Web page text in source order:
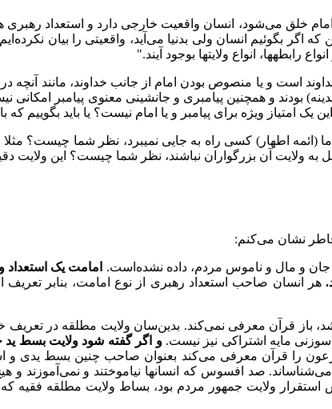
خلق می‌شود، انسان واقعیت خارجی دارد و استعداد رهبری
بگوئیم انسان ولی بدنیا می‌آید، واقعیتی را بیان
رابطهها، انواع ولایتها بوجود آیند."
است و یا منصوص بودن امام از جانب خداوند، مانند آنچه
بودند و همچنین پیامبری و جانشینی معنوی پیامبر
یک امتیاز ویژه برای پیامبر و یا امام نیست؟ یا باید بگوییم
(ائمه اطهار) کسی راه به جایی نمیبرد، نظر شما چیست؟
به ولایت آن بزرگواران نباشند، نظر شما چیست؟ این ولایت
نشان می‌کنم:
امامت یک
هر انسان صاحب استعداد رهبری از نوع امامت، بنابر
قرآن معرفی نمی‌کند. بدین‌سان ولایت مطلقه در تعریف
مایه اشتراکی نیز نیست.و اگر گفته شود ولایت بسط ید
را قرآن معرفی می‌کند بعنوان صاحب چنین بسط یدی و
صد افسوس که انسانها نیاموختند و نمی‌آموزند و
استقرار ولایت جمهور مردم بود، بساط ولایت مطلقه